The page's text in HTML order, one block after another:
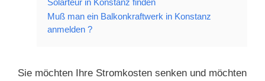
Muß man ein Balkonkraftwerk in Konstanz
anmelden ?
Sie möchten Ihre Stromkosten senken und möchten